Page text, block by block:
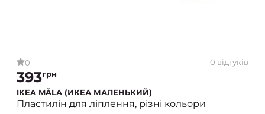
0 0 відгуків
393грн
IKEA MÅLA (ИКЕА МАЛЕНЬКИЙ)
Пластилін для ліплення, різні кольори